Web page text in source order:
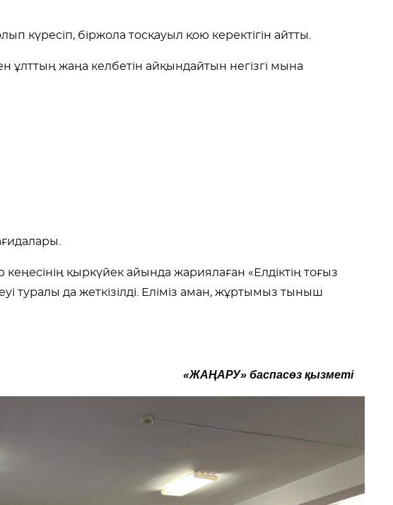
күресіп, біржола тосқауыл қою керектігін айтты.
ұлттың жаңа келбетін айқындайтын негізгі мына
қыркүйек айында жариялаған «Елдіктің тоғыз
туралы да жеткізілді. Еліміз аман, жұртымыз тыныш
«ЖАҢАРУ» баспасөз қызметі